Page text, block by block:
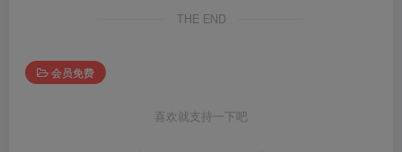
THE END
会员免费
喜欢就支持一下吧